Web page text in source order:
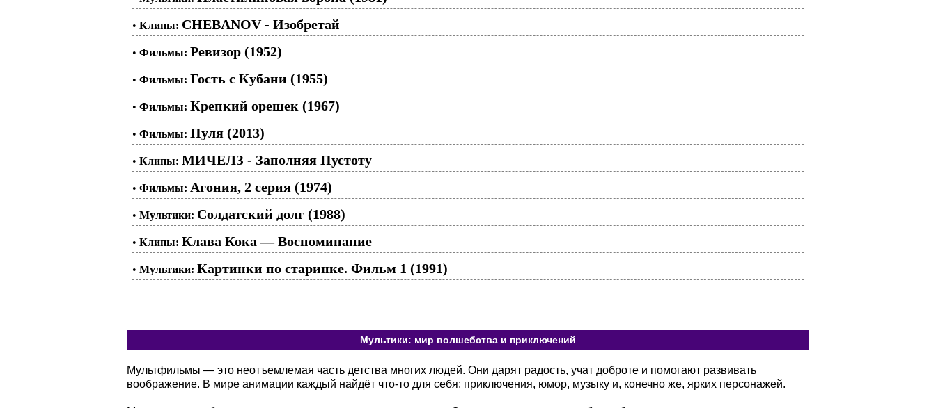
• Клипы: CHEBANOV - Изобретай
• Фильмы: Ревизор (1952)
• Фильмы: Гость с Кубани (1955)
• Фильмы: Крепкий орешек (1967)
• Фильмы: Пуля (2013)
• Клипы: МИЧЕЛЗ - Заполняя Пустоту
• Фильмы: Агония, 2 серия (1974)
• Мультики: Солдатский долг (1988)
• Клипы: Клава Кока — Воспоминание
• Мультики: Картинки по старинке. Фильм 1 (1991)
Мультики: мир волшебства и приключений
Мультфильмы — это неотъемлемая часть детства многих людей. Они дарят радость, учат доброте и помогают развивать
воображение. В мире анимации каждый найдёт что-то для себя: приключения, юмор, музыку и, конечно же, ярких персонажей.